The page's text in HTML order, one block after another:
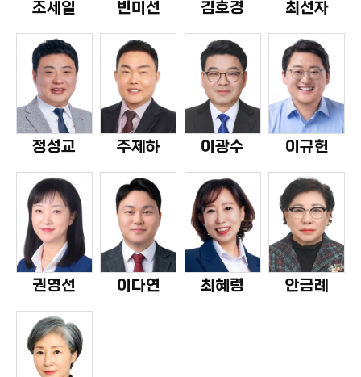
조세일 빈미선 김호경 최선자
정성교 주제하 이광수 이규헌
권영선 이다연 최혜령 안금례